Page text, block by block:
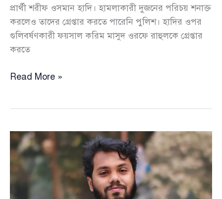
প্রার্থী শরীফ ওসমান হাদি। হামলাকারী দুজনের পরিচয় শনাক্ত
করলেও তাদের গ্রেপ্তার করতে পারেনি পুলিশ। হাদির ওপর
গুলিবর্ষণকারী ফয়সাল করিম মাসুদ ওরফে রাহুলকে গ্রেপ্তার
করতে
কে
আদাবরের
‘দাউদ’
নামে
ছিলো
Read More »